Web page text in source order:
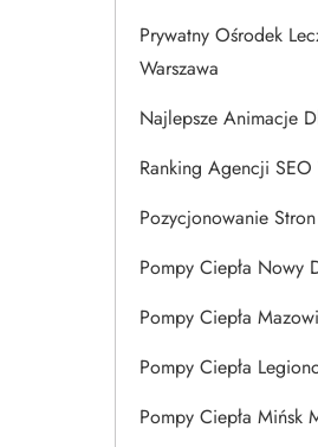
Prywatny Ośrodek
Warszawa
Najlepsze Animacje
Ranking Agencji
Pozycjonowanie
Pompy Ciepła Nowy
Pompy Ciepła
Pompy Ciepła
Pompy Ciepła Mińsk